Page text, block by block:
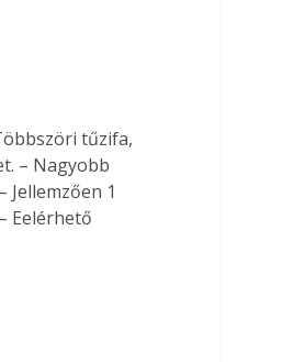
tűzifa,
– Nagyobb
1
Eelérhető